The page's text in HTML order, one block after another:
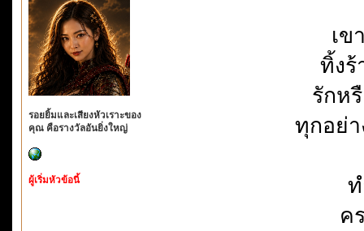
รอยยิ้มและเสียงหัวเราะของ
คุณ คือรางวัลอันยิ่งใหญ่
ผู้เริ่มหัวข้อนี้
เ
ทิ้ง
รักห
ทุกอย่า
ค